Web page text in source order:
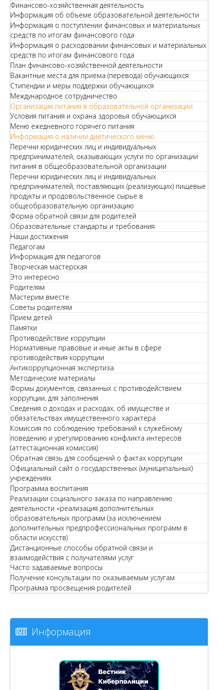
Финансово-хозяйственная деятельность
Информация об объеме образовательной деятельности
Информация о поступлении финансовых и материальных
средств по итогам финансового года
Информация о расходовании финансовых и материальных
средств по итогам финансового года
План финансово-хозяйственной деятельности
Вакантные места для приема (перевода) обучающихся
Стипендии и меры поддержки обучающихся
Международное сотрудничество
Организация питания в образовательной организации
Условия питания и охрана здоровья обучающихся
Меню ежедневного горячего питания
Информация о наличии диетического меню
Перечни юридических лиц и индивидуальных
предпринимателей, оказывающих услуги по организации
питания в общеобразовательной организации
Перечни юридических лиц и индивидуальных
предпринимателей, поставляющих (реализующих) пищевые
продукты и продовольственное сырье в
общеобразовательную организацию
Форма обратной связи для родителей
Образовательные стандарты и требования
Наши достижения
Педагогам
Информация для педагогов
Творческая мастерская
Это интересно
Родителям
Мастерим вместе
Советы родителям
Прием детей
Памятки
Противодействие коррупции
Нормативные правовые и иные акты в сфере
противодействия коррупции
Антикоррупционная экспертиза
Методические материалы
Формы документов, связанных с противодействием
коррупции, для заполнения
Сведения о доходах и расходах, об имуществе и
обязательствах имущественного характера
Комиссия по соблюдению требований к служебному
поведению и урегулированию конфликта интересов
(аттестационная комиссия)
Обратная связь для сообщений о фактах коррупции
Официальный сайт о государственных (муниципальных)
учреждениях
Программа воспитания
Реализации социального заказа по направлению
деятельности «реализация дополнительных
образовательных программ (за исключением
дополнительных предпрофессиональных программ в
области искусств)
Дистанционные способы обратной связи и
взаимодействия с получателями услуг
Часто задаваемые вопросы
Получение консультации по оказываемым услугам
Программа просвещения родителей
Информация